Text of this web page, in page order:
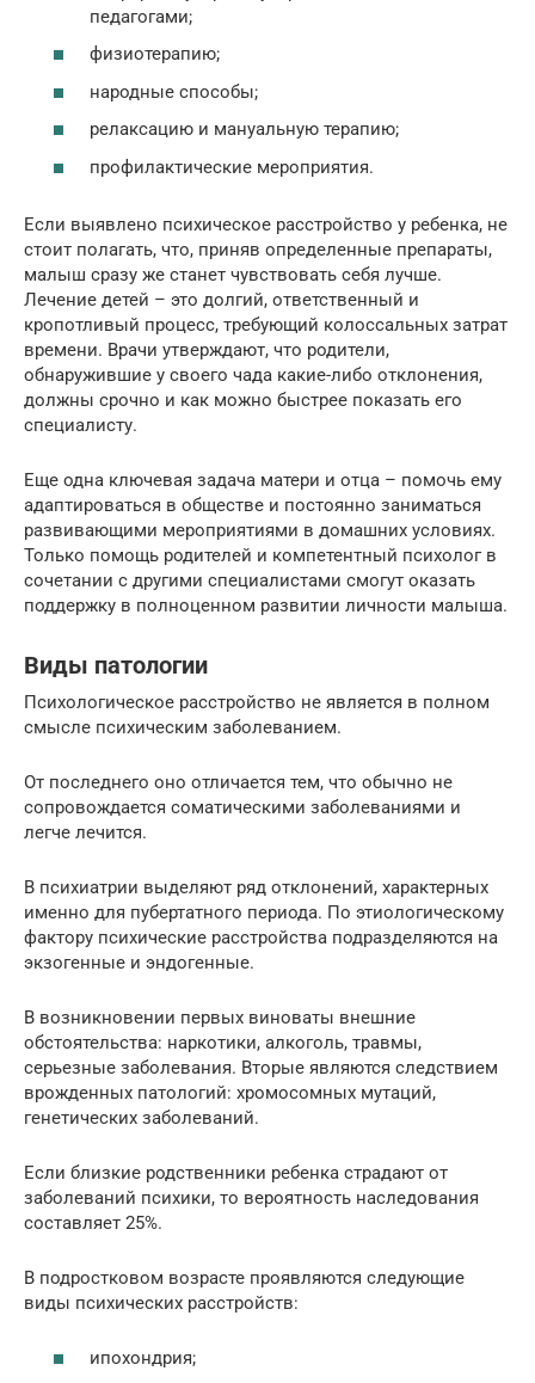
педагогами;
физиотерапию;
народные способы;
релаксацию и мануальную терапию;
профилактические мероприятия.
Если выявлено психическое расстройство у ребенка, не
стоит полагать, что, приняв определенные препараты,
малыш сразу же станет чувствовать себя лучше.
Лечение детей – это долгий, ответственный и
кропотливый процесс, требующий колоссальных затрат
времени. Врачи утверждают, что родители,
обнаружившие у своего чада какие-либо отклонения,
должны срочно и как можно быстрее показать его
специалисту.
Еще одна ключевая задача матери и отца – помочь ему
адаптироваться в обществе и постоянно заниматься
развивающими мероприятиями в домашних условиях.
Только помощь родителей и компетентный психолог в
сочетании с другими специалистами смогут оказать
поддержку в полноценном развитии личности малыша.
Виды патологии
Психологическое расстройство не является в полном
смысле психическим заболеванием.
От последнего оно отличается тем, что обычно не
сопровождается соматическими заболеваниями и
легче лечится.
В психиатрии выделяют ряд отклонений, характерных
именно для пубертатного периода. По этиологическому
фактору психические расстройства подразделяются на
экзогенные и эндогенные.
В возникновении первых виноваты внешние
обстоятельства: наркотики, алкоголь, травмы,
серьезные заболевания. Вторые являются следствием
врожденных патологий: хромосомных мутаций,
генетических заболеваний.
Если близкие родственники ребенка страдают от
заболеваний психики, то вероятность наследования
составляет 25%.
В подростковом возрасте проявляются следующие
виды психических расстройств:
ипохондрия;